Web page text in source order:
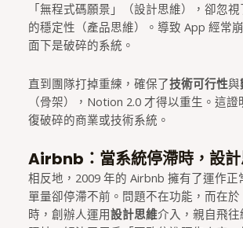
「無程式碼願景」（設計思維），卻忽
的穩定性（產品思維）。導致 App 經常
面下是破碎的系統。
直到團隊打掉重練，確保了技術可行性與
（骨架），Notion 2.0 才得以重生。這
復破碎的商業或技術系統。
Airbnb：當系統停滯時，設
相反地，2009 年的 Airbnb 擁有了運作正
單量卻停滯不前。問題不在功能，而在
時，創辦人運用設計思維介入，親自飛